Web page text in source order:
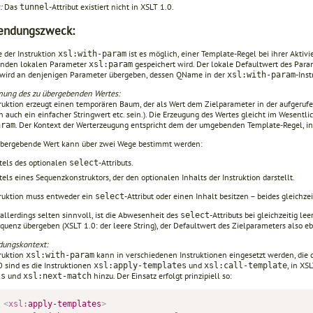
Das tunnel-Attribut existiert nicht in XSLT 1.0.
der Instruktion xsl:with-param ist es möglich, einer Template-Regel bei ihrer
lokalen Parameter xsl:param gespeichert wird. Der lokale Defaultwert des
an denjenigen Parameter übergeben, dessen QName in der xsl:with-param-
des zu übergebenden Wertes:
erzeugt einen temporären Baum, der als Wert dem Zielparameter in der
auch ein einfacher Stringwert etc. sein.). Die Erzeugung des Wertes gleicht im
. Der Kontext der Wert­erzeugung entspricht dem der umgebenden Template-Regel,
Wert kann über zwei Wege bestimmt werden:
des optionalen select-Attributs.
eines Sequenzkonstruktors, der den optionalen Inhalts der Instruktion darstellt.
muss entweder ein select-Attribut oder einen Inhalt besitzen – beides
selten sinnvoll, ist die Abwesenheit des select-Attributs bei gleichzeitig
übergeben (XSLT 1.0: der leere String), der Defaultwert des Zielparameters also
xsl:with-param kann in verschie­denen Instruktionen eingesetzt werden, die
sind es die Instruktionen xsl:apply-templates und xsl:call-template, in
und xsl:next-match hinzu. Der Einsatz erfolgt prinzipiell so:
<xsl:apply-templates>